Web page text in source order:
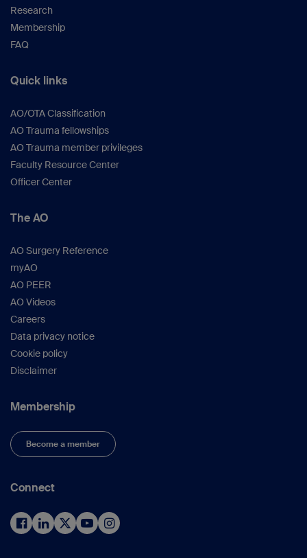
Research
Membership
FAQ
Quick links
AO/OTA Classification
AO Trauma fellowships
AO Trauma member privileges
Faculty Resource Center
Officer Center
The AO
AO Surgery Reference
myAO
AO PEER
AO Videos
Careers
Data privacy notice
Cookie policy
Disclaimer
Membership
Become a member
Connect